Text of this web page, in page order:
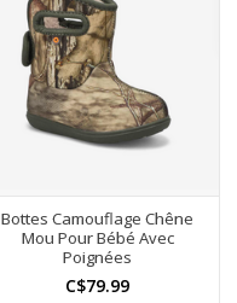
Bottes Camouflage Chêne
Mou Pour Bébé Avec
Poignées
C$79.99